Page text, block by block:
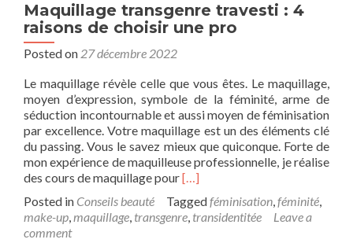
Maquillage transgenre travesti : 4
raisons de choisir une pro
Posted on 27 décembre 2022
Le maquillage révèle celle que vous êtes. Le maquillage,
moyen d’expression, symbole de la féminité, arme de
séduction incontournable et aussi moyen de féminisation
par excellence. Votre maquillage est un des éléments clé
du passing. Vous le savez mieux que quiconque. Forte de
mon expérience de maquilleuse professionnelle, je réalise
des cours de maquillage pourRead
about
Maquillage
[…]
Posted in Conseils beauté Taggedféminisation,féminité,
make-up,maquillage, transgenre, transidentitée
Leave a
comment